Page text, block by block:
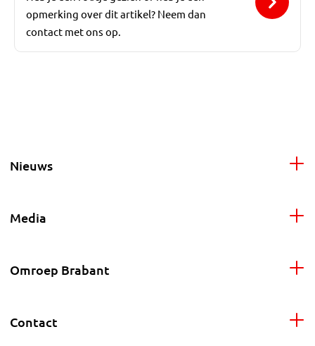
opmerking over dit artikel? Neem dan
contact met ons op.
Nieuws
Media
Omroep Brabant
Contact